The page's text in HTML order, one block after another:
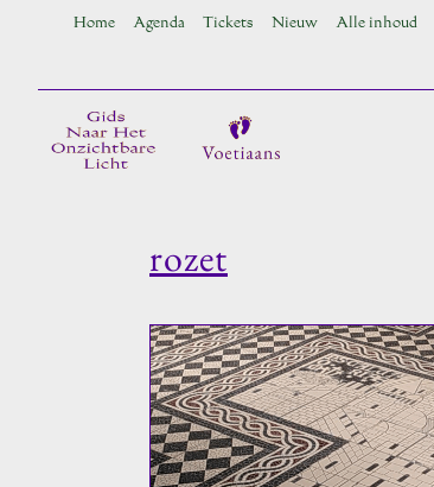
Home Agenda Tickets Nieuw Alle inhoud
rozet